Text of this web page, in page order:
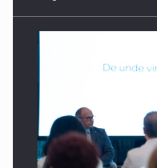
Webinar - Business
Investitii Digitalizare